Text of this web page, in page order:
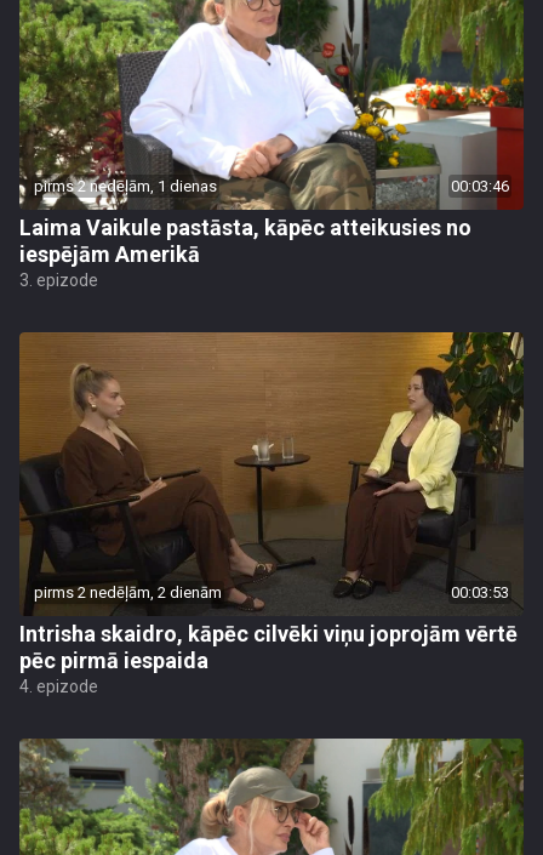
pirms 2 nedēļām, 1 dienas 00:03:46
Laima Vaikule pastāsta, kāpēc atteikusies no
iespējām Amerikā
3. epizode
pirms 2 nedēļām, 2 dienām 00:03:53
Intrisha skaidro, kāpēc cilvēki viņu joprojām vērtē
pēc pirmā iespaida
4. epizode